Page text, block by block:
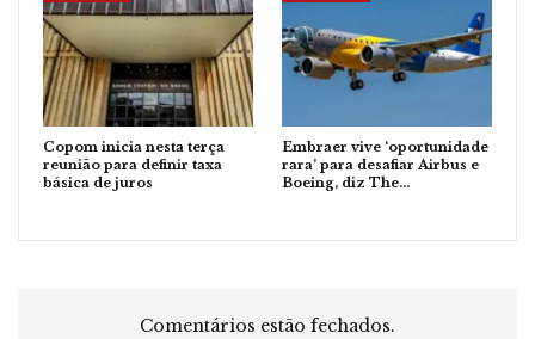
Copom inicia nesta terça
reunião para definir taxa
básica de juros
Embraer vive ‘oportunidade
rara’ para desafiar Airbus e
Boeing, diz The…
Comentários estão fechados.